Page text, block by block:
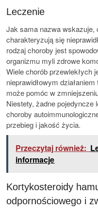
Leczenie
Jak sama nazwa wskazuje,
charakteryzują się
rodzaj choroby jest
organizmu myli zdrowe
Wiele chorób przewlekłych
nieprawidłowym
może pomóc w
Niestety, żadne pojedyncze
choroby
przebieg i jakość życia.
Przeczytaj również:
informacje
Kortykosteroidy
odpornościowego i